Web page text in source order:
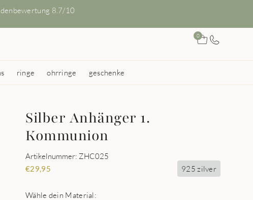
8.7/10
0
ringe ohrringe geschenke
Silber Anhänger 1.
Kommunion
Artikelnummer: ZHC025
€29,95 925 zilver
Wähle dein Material: